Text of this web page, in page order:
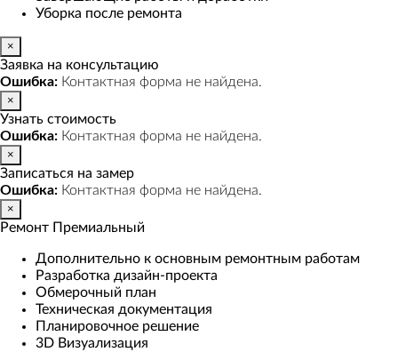
Уборка после ремонта
×
Заявка на консультацию
Ошибка: Контактная форма не найдена.
×
Узнать стоимость
Ошибка: Контактная форма не найдена.
×
Записаться на замер
Ошибка: Контактная форма не найдена.
×
Ремонт Премиальный
Дополнительно к основным ремонтным работам
Разработка дизайн-проекта
Обмерочный план
Техническая документация
Планировочное решение
3D Визуализация